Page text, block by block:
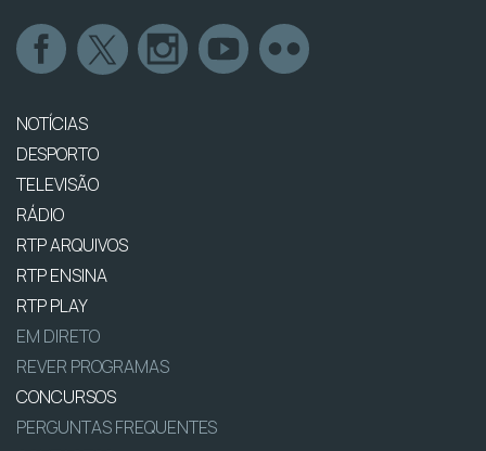
NOTÍCIAS
DESPORTO
TELEVISÃO
RÁDIO
RTP ARQUIVOS
RTP ENSINA
RTP PLAY
EM DIRETO
REVER PROGRAMAS
CONCURSOS
PERGUNTAS FREQUENTES